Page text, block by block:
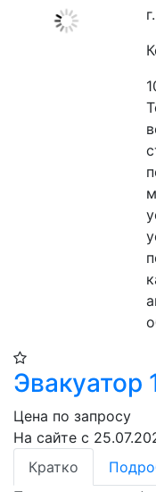
Эвакуатор
Цена по запросу
На сайте с
Кратко